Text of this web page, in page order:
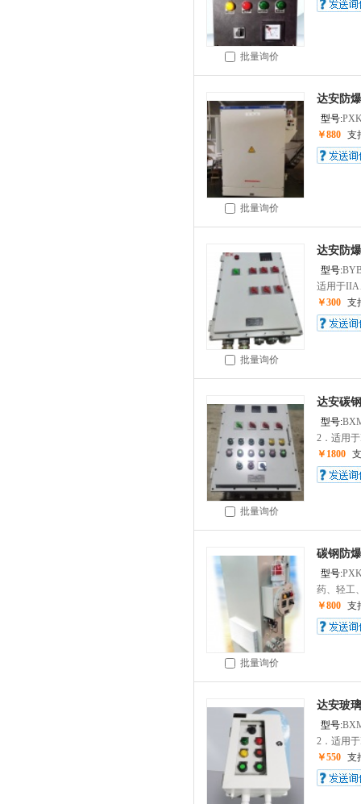
批量询价
批量询价
达安防
型号:
￥880 支
批量询价
达安防
型号:
适用于IIA
￥300 支
批量询价
达安碳
型号:
2．适用
￥1800
批量询价
碳钢防
型号:
药、轻工
￥800 支
达安玻
型号:
2．适用
￥550 支